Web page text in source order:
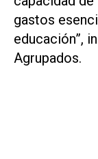
gastos
educación”,
Agrupados.